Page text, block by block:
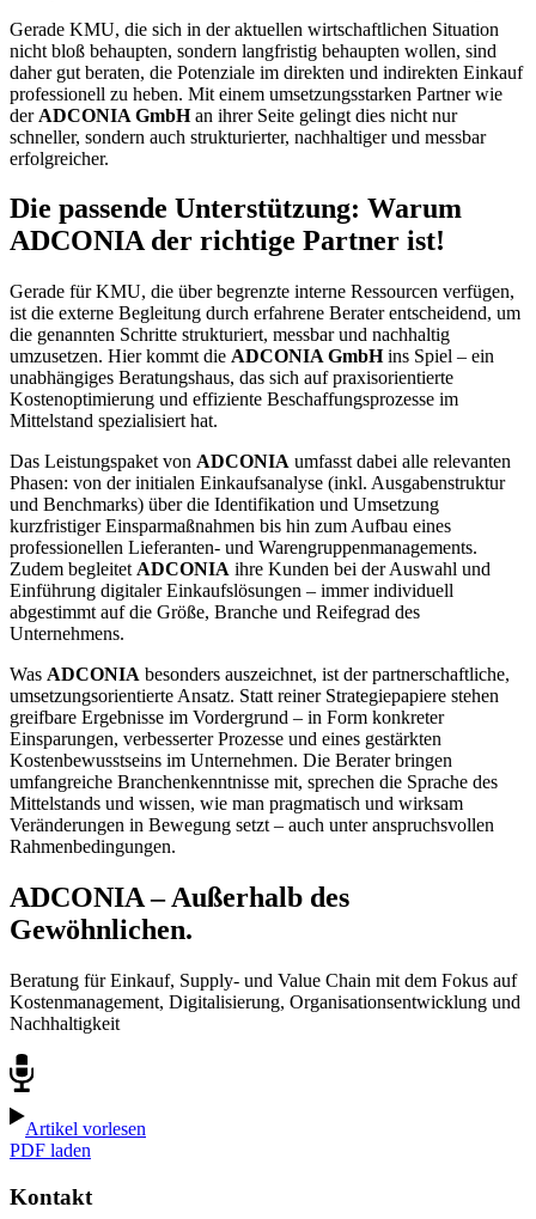
Gerade KMU, die sich in der aktuellen wirtschaftlichen Situation
nicht bloß behaupten, sondern langfristig behaupten wollen, sind
daher gut beraten, die Potenziale im direkten und indirekten Einkauf
professionell zu heben. Mit einem umsetzungsstarken Partner wie
der ADCONIA GmbHan ihrer Seite gelingt dies nicht nur
schneller, sondern auch strukturierter, nachhaltiger und messbar
erfolgreicher.
Die passende Unterstützung: Warum
ADCONIA der richtige Partner ist!
Gerade für KMU, die über begrenzte interne Ressourcen verfügen,
ist die externe Begleitung durch erfahrene Berater entscheidend, um
die genannten Schritte strukturiert, messbar und nachhaltig
umzusetzen. Hier kommt die ADCONIA GmbHins Spiel – ein
unabhängiges Beratungshaus, das sich auf praxisorientierte
Kostenoptimierung und effiziente Beschaffungsprozesse im
Mittelstand spezialisiert hat.
Das Leistungspaket von ADCONIA umfasst dabei alle relevanten
Phasen: von der initialen Einkaufsanalyse (inkl. Ausgabenstruktur
und Benchmarks) über die Identifikation und Umsetzung
kurzfristiger Einsparmaßnahmen bis hin zum Aufbau eines
professionellen Lieferanten- und Warengruppenmanagements.
Zudem begleitet ADCONIA ihre Kunden bei der Auswahl und
Einführung digitaler Einkaufslösungen – immer individuell
abgestimmt auf die Größe, Branche und Reifegrad des
Unternehmens.
Was ADCONIA besonders auszeichnet, ist der partnerschaftliche,
umsetzungsorientierte Ansatz. Statt reiner Strategiepapiere stehen
greifbare Ergebnisse im Vordergrund – in Form konkreter
Einsparungen, verbesserter Prozesse und eines gestärkten
Kostenbewusstseins im Unternehmen. Die Berater bringen
umfangreiche Branchenkenntnisse mit, sprechen die Sprache des
Mittelstands und wissen, wie man pragmatisch und wirksam
Veränderungen in Bewegung setzt – auch unter anspruchsvollen
Rahmenbedingungen.
ADCONIA – Außerhalb des
Gewöhnlichen.
Beratung für Einkauf, Supply- und Value Chain mit dem Fokus auf
Kostenmanagement, Digitalisierung, Organisationsentwicklung und
Nachhaltigkeit
Artikel vorlesen
PDF laden
Kontakt